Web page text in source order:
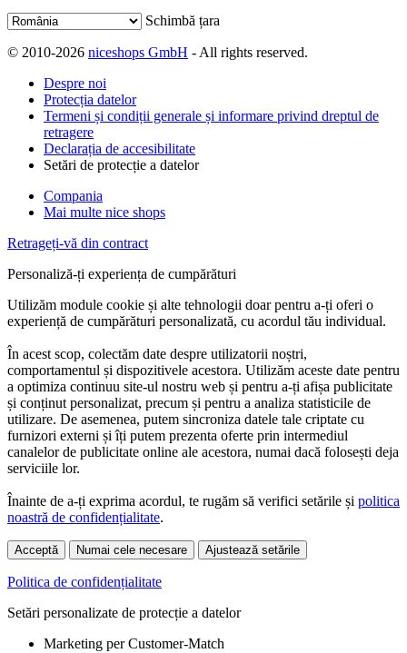
Schimbă țara
© 2010-2026 niceshops GmbH - All rights reserved.
Despre noi
Protecția datelor
Termeni și condiții generale și informare privind dreptul de
retragere
Declarația de accesibilitate
Setări de protecție a datelor
Compania
Mai multe nice shops
Retrageți-vă din contract
Personaliză-ți experiența de cumpărături
Utilizăm module cookie și alte tehnologii doar pentru a-ți oferi o
experiență de cumpărături personalizată, cu acordul tău individual.
În acest scop, colectăm date despre utilizatorii noștri,
comportamentul și dispozitivele acestora. Utilizăm aceste date pentru
a optimiza continuu site-ul nostru web și pentru a-ți afișa publicitate
și conținut personalizat, precum și pentru a analiza statisticile de
utilizare. De asemenea, putem sincroniza datele tale criptate cu
furnizori externi și îți putem prezenta oferte prin intermediul
canalelor de publicitate online ale acestora, numai dacă folosești deja
serviciile lor.
Înainte de a-ți exprima acordul, te rugăm să verifici setările și politica
noastră de confidențialitate.
Acceptă Numai cele necesare Ajustează setările
Politica de confidențialitate
Setări personalizate de protecție a datelor
Marketing per Customer-Match